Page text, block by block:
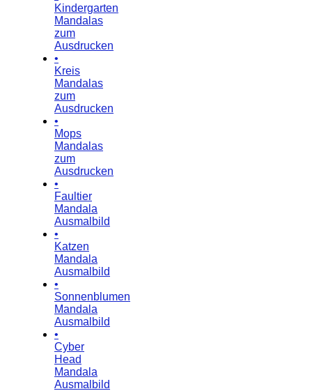
Kindergarten
Mandalas
zum
Ausdrucken
•
Kreis
Mandalas
zum
Ausdrucken
•
Mops
Mandalas
zum
Ausdrucken
•
Faultier
Mandala
Ausmalbild
•
Katzen
Mandala
Ausmalbild
•
Sonnenblumen
Mandala
Ausmalbild
•
Cyber
Head
Mandala
Ausmalbild